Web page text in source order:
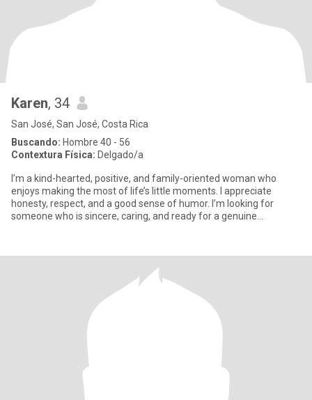
Karen, 34
San José, San José, Costa Rica
Buscando: Hombre 40 - 56
Contextura Física: Delgado/a
I’m a kind-hearted, positive, and family-oriented woman who
enjoys making the most of life’s little moments. I appreciate
honesty, respect, and a good sense of humor. I’m looking for
someone who is sincere, caring, and ready for a genuine